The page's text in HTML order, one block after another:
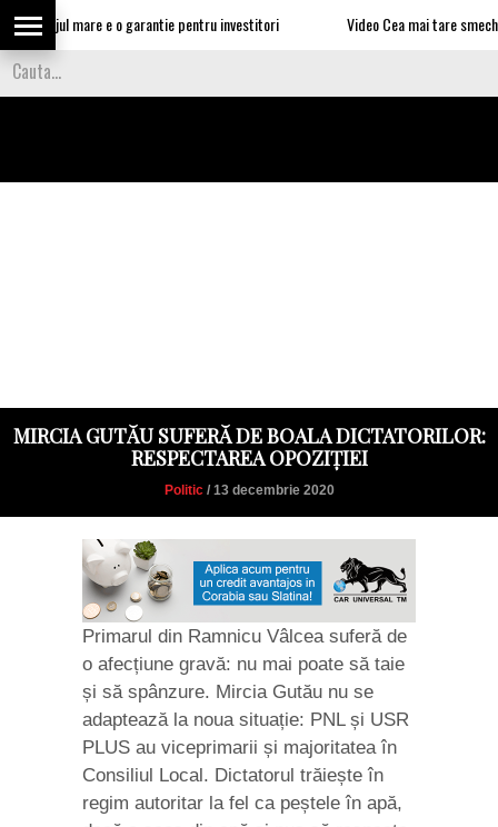
mare e o garantie pentru investitori Video Cea mai tare
MIRCIA GUTĂU SUFERĂ DE BOALA DICTATORILOR:
RESPECTAREA OPOZIȚIEI
Politic/ 13 decembrie 2020
Primarul din Ramnicu Vâlcea suferă de
o afecțiune gravă: nu mai poate să taie
și să spânzure. Mircia Gutău nu se
adaptează la noua situație: PNL și USR
PLUS au viceprimarii și majoritatea în
Consiliul Local. Dictatorul trăiește în
regim autoritar la fel ca peștele în apă,